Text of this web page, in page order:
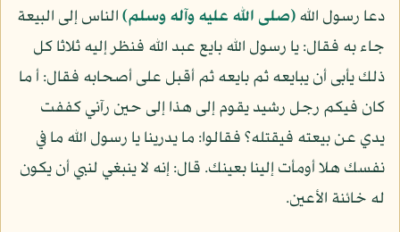
دعا رسول الله(صلى الله عليه وآله وسلم)الناس إلى البيعة
جاء به فقال: يا رسول الله بايع عبد الله فنظر إليه ثلاثا كل
ذلك يأبى أن يبايعه ثم بايعه ثم أقبل على أصحابه فقال: أ ما
كان فيكم رجل رشيد يقوم إلى هذا إلى حين رآني كففت
يدي عن بيعته فيقتله؟ فقالوا: ما يدرينا يا رسول الله ما في
نفسك هلا أومأت إلينا بعينك. قال: إنه لا ينبغي لنبي أن يكون
له خائنة الأعين.